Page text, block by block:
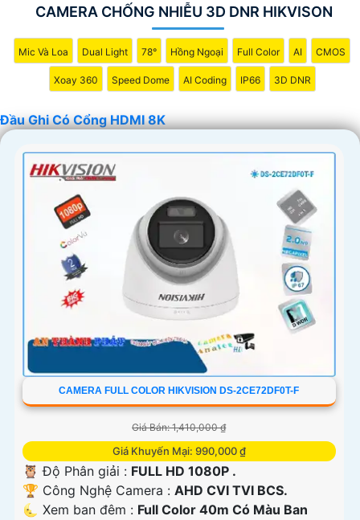
'
CAMERA CHỐNG NHIỄU 3D DNR HIKVISON
Mic Và Loa Dual Light 78° Hồng Ngoại Full Color AI CMOS
Xoay 360 Speed Dome AI Coding IP66 3D DNR
Đầu Ghi Có Cổng HDMI 8K
CAMERA FULL COLOR HIKVISION DS-2CE72DF0T-F
Giá Bán: 1,410,000 ₫
Giá Khuyến Mại: 990,000 ₫
🦉 Độ Phân giải : FULL HD 1080P .
🏆 Công Nghệ Camera : AHD CVI TVI BCS.
🌜 Xem ban đêm : Full Color 40m Có Màu Ban